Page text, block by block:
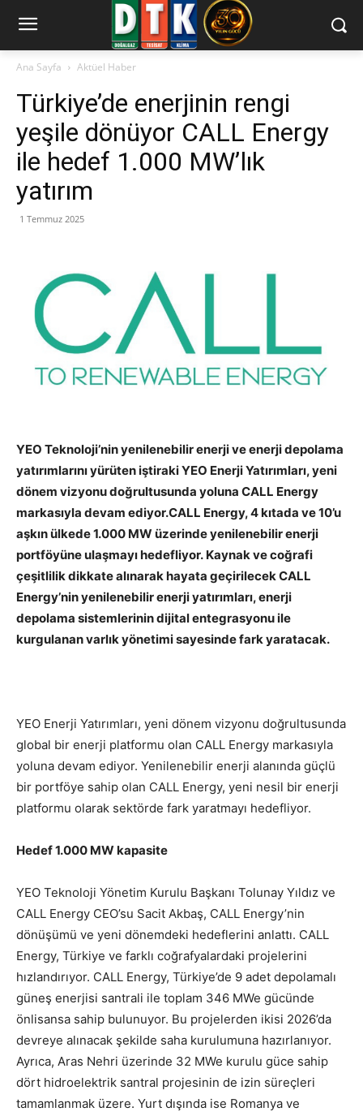
Ana Sayfa Aktüel Haber
Türkiye’de enerjinin rengi
yeşile dönüyor CALL Energy
ile hedef 1.000 MW’lık
yatırım
1 Temmuz 2025
YEO Teknoloji’nin yenilenebilir enerji ve enerji depolama
yatırımlarını yürüten iştiraki YEO Enerji Yatırımları, yeni
dönem vizyonu doğrultusunda yoluna CALL Energy
markasıyla devam ediyor.CALL Energy, 4 kıtada ve 10’u
aşkın ülkede 1.000 MW üzerinde yenilenebilir enerji
portföyüne ulaşmayı hedefliyor. Kaynak ve coğrafi
çeşitlilik dikkate alınarak hayata geçirilecek CALL
Energy’nin yenilenebilir enerji yatırımları, enerji
depolama sistemlerinin dijital entegrasyonu ile
kurgulanan varlık yönetimi sayesinde fark yaratacak.
YEO Enerji Yatırımları, yeni dönem vizyonu doğrultusunda
global bir enerji platformu olan CALL Energy markasıyla
yoluna devam ediyor. Yenilenebilir enerji alanında güçlü
bir portföye sahip olan CALL Energy, yeni nesil bir enerji
platformu olarak sektörde fark yaratmayı hedefliyor.
Hedef 1.000 MW kapasite
YEO Teknoloji Yönetim Kurulu Başkanı Tolunay Yıldız ve
CALL Energy CEO’su Sacit Akbaş, CALL Energy’nin
dönüşümü ve yeni dönemdeki hedeflerini anlattı. CALL
Energy, Türkiye ve farklı coğrafyalardaki projelerini
hızlandırıyor. CALL Energy, Türkiye’de 9 adet depolamalı
güneş enerjisi santrali ile toplam 346 MWe gücünde
önlisansa sahip bulunuyor. Bu projelerden ikisi 2026’da
devreye alınacak şekilde saha kurulumuna hazırlanıyor.
Ayrıca, Aras Nehri üzerinde 32 MWe kurulu güce sahip
dört hidroelektrik santral projesinin de izin süreçleri
tamamlanmak üzere. Yurt dışında ise Romanya ve